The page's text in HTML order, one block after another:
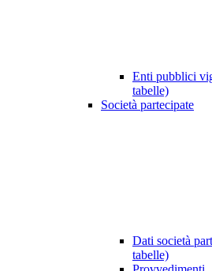
Enti pubblici
tabelle)
Società partecipate
Dati società
tabelle)